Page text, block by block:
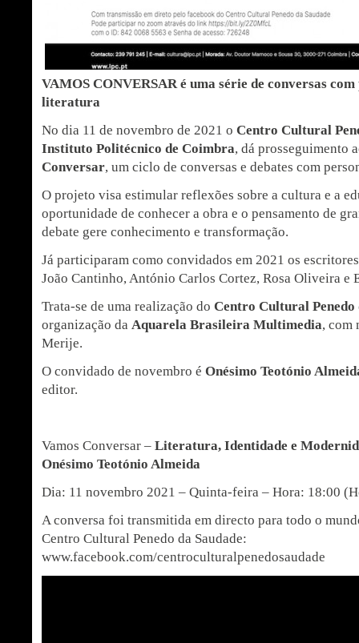
VAMOS CONVERSAR é uma série de conversas
literatura
No dia 11 de novembro de 2021 o Centro Cultural
Instituto Politécnico de Coimbra, dá prosseguimento
Conversar, um ciclo de conversas e debates com
O projeto visa estimular reflexões sobre a cultura e a
oportunidade de conhecer a obra e o pensamento de
debate gere conhecimento e transformação.
Já participaram como convidados em 2021 os
João Cantinho, António Carlos Cortez, Rosa Oliveira e
Trata-se de uma realização do Centro Cultural Penedo
organização da Aquarela Brasileira Multimedia, com
Merije.
O convidado de novembro é Onésimo Teotónio
editor.
Vamos Conversar – Literatura, Identidade e
Onésimo Teotónio Almeida
Dia: 11 novembro 2021 – Quinta-feira – Hora: 18:00
A conversa foi transmitida em directo para todo o
Centro Cultural Penedo da Saudade:
www.facebook.com/centroculturalpenedosaudade